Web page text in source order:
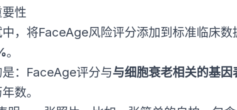
性
中，将FaceAge风险评分添加到标准临床
。
：FaceAge评分与与细胞衰老相关的基因
数。